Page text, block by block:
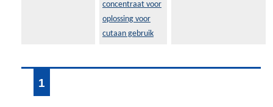
concentraat voor
oplossing voor
cutaan gebruik
1